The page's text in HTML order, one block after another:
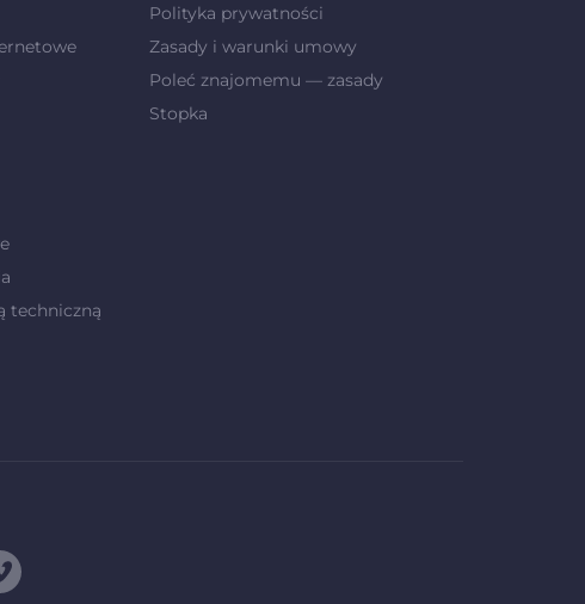
Polityka prywatności
Zasady i warunki umowy
Poleć znajomemu — zasady
Stopka
techniczną